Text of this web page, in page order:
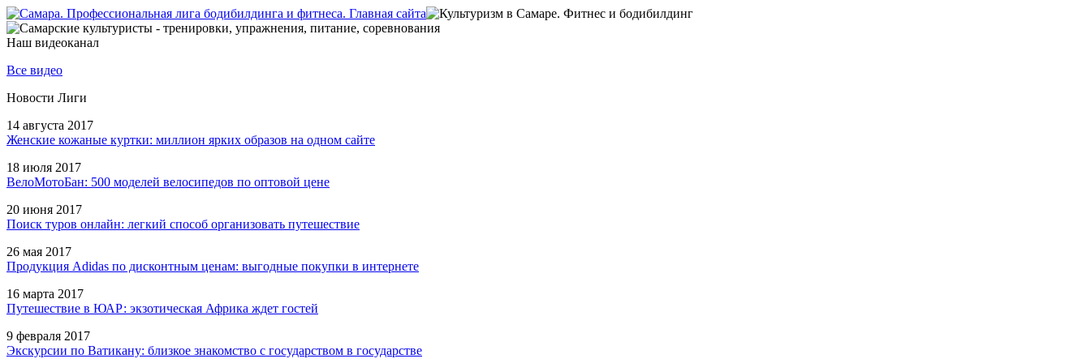
Наш видеоканал
Все видео
Новости Лиги
14 августа 2017
Женские кожаные куртки: миллион ярких образов на одном сайте
18 июля 2017
ВелоМотоБан: 500 моделей велосипедов по оптовой цене
20 июня 2017
Поиск туров онлайн: легкий способ организовать путешествие
26 мая 2017
Продукция Adidas по дисконтным ценам: выгодные покупки в интернете
16 марта 2017
Путешествие в ЮАР: экзотическая Африка ждет гостей
9 февраля 2017
Экскурсии по Ватикану: близкое знакомство с государством в государстве